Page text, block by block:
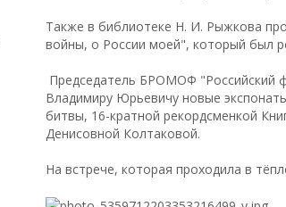
Также в библиотеке Н. И. Рыжкова
войны, о России моей", который был
Председатель БРОМОФ "Российский
Владимиру Юрьевичу новые
битвы, 16-кратной рекордсменкой
Денисовной Колтаковой.
На встрече, которая проходила в